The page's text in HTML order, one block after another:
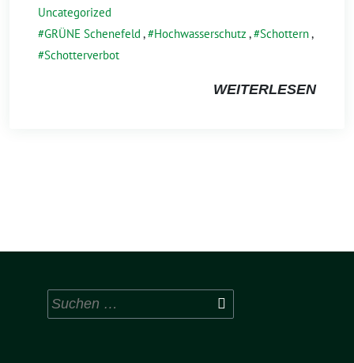
Uncategorized
GRÜNE Schenefeld , Hochwasserschutz , Schottern,
Schotterverbot
WEITERLESEN
Suchen
nach: